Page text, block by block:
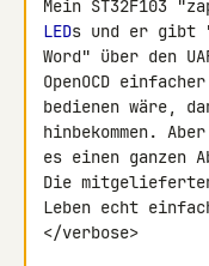
LEDs und er gibt
Word" über den
OpenOCD
bedienen wäre,
hinbekommen.
es einen ganzen
Die
Leben echt
</verbose>